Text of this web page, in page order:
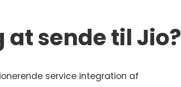
sende til Jio?
service integration af